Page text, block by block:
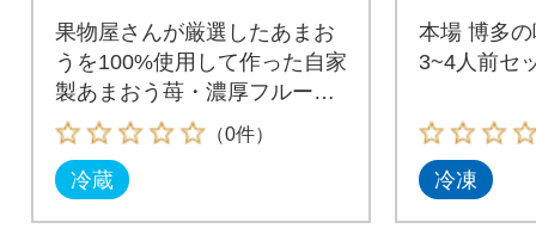
果物屋さんが厳選したあまお
うを100%使用して作った自家
製あまおう苺・濃厚フルーツ
ソース
（0件）
冷蔵
本場 博多
3~4人前セ
冷凍